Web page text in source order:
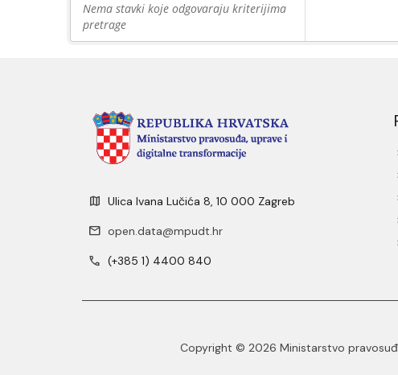
Nema stavki koje odgovaraju kriterijima
pretrage